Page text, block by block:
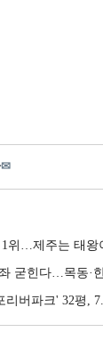
✉
위…제주는 태
굳힌다…목동·
리버파크' 32평,